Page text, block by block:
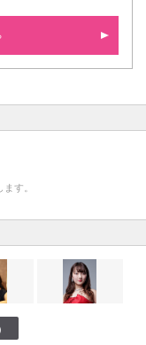
す。